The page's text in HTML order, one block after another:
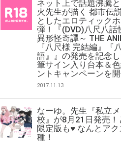
ネット上で話題沸騰
火先生が描く 都市伝
としたエロティック
弾！『(DVD)八尺八話
異形怪奇譚～ THE
『八尺様 完結編』『
語』』の発売を記念
筆サイン入り台本＆
ントキャンペーンを開
2017.11.13
なーゆ。先生『私立
校』が8月21日発売！
限定版も♥ なんとア
種！